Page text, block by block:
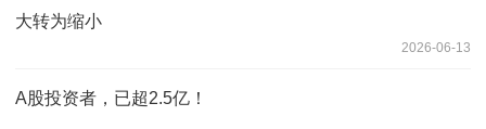
大转为缩小
2026-06-13
A股投资者，已超2.5亿！